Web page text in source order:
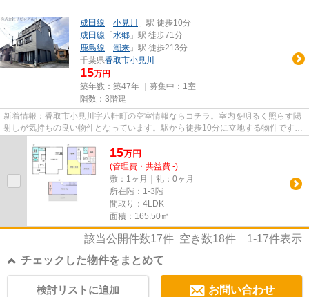
成田線 「 小見川
」駅 徒歩10分
成田線 「 水郷 」駅 徒歩71分
鹿島線 「 潮来 」駅 徒歩213分
千葉県香取市小見川
15万円
築年数：築47年 ｜募集中： 1室
階数：3階建
新着情報：香取市小見川字八軒町の空室情報ならコチラ。室内を明るく照らす陽
射しが気持ちの良い物件となっています。駅から徒歩10分に立地する物件です。
15万円
(管理費・共益費 -)
敷：1ヶ月｜礼：0ヶ月
所在階：1-3階
間取り：4LDK
面積：165.50㎡
該当公開件数17件 空き数18件 1-17件表示
チェックした物件をまとめて
お問い合わせ
検討リストに追加